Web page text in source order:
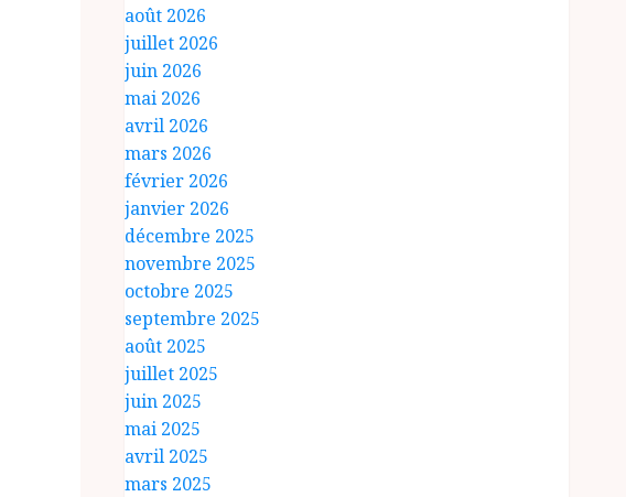
août 2026
juillet 2026
juin 2026
mai 2026
avril 2026
mars 2026
février 2026
janvier 2026
décembre 2025
novembre 2025
octobre 2025
septembre 2025
août 2025
juillet 2025
juin 2025
mai 2025
avril 2025
mars 2025